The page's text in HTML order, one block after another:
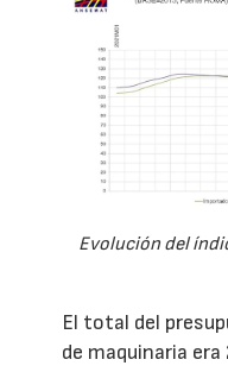
Evolución del
El total del
de maquinaria